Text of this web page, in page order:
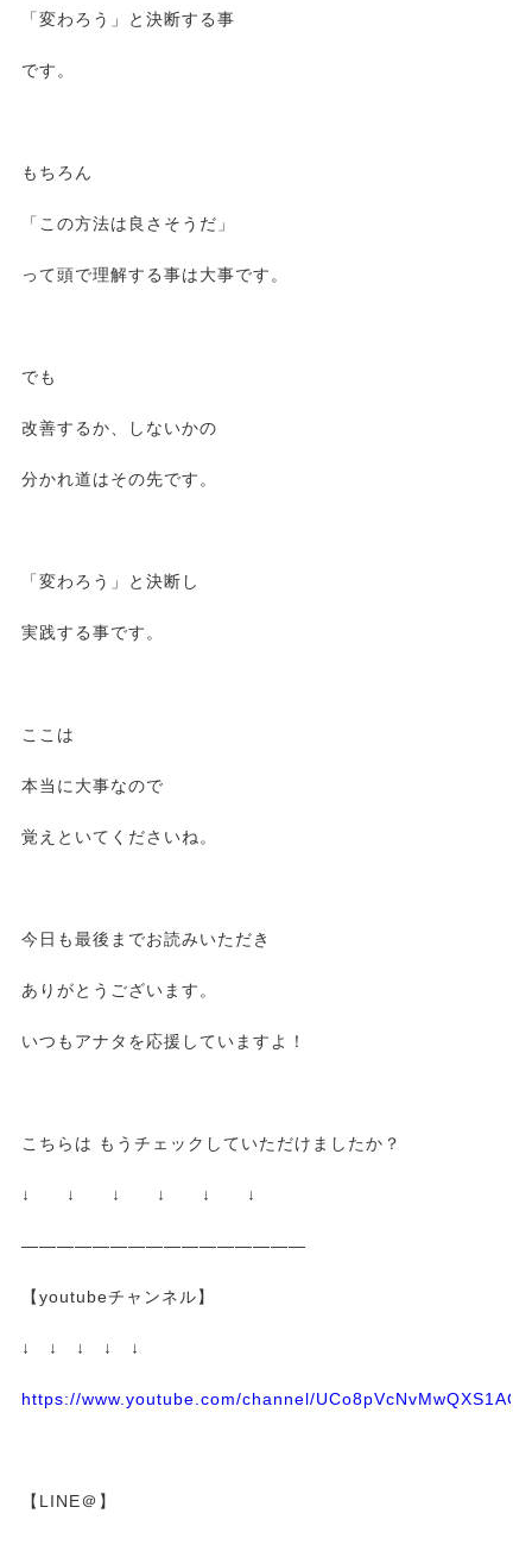
「変わろう」と決断する事
です。
もちろん
「この方法は良さそうだ」
って頭で理解する事は大事です。
でも
改善するか、しないかの
分かれ道はその先です。
「変わろう」と決断し
実践する事です。
ここは
本当に大事なので
覚えといてくださいね。
今日も最後までお読みいただき
ありがとうございます。
いつもアナタを応援していますよ！
こちらは もうチェックしていただけましたか？
↓ ↓ ↓ ↓ ↓ ↓
————————————————
【youtubeチャンネル】
↓ ↓ ↓ ↓ ↓
https://www.youtube.com/channel/
【LINE＠】